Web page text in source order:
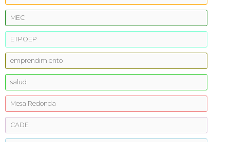
MEC
ETPOEP
emprendimiento
salud
Mesa Redonda
CADE